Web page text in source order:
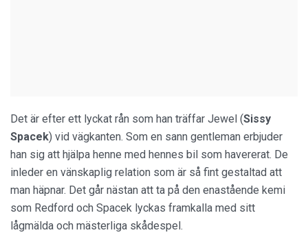
Det är efter ett lyckat rån som han träffar Jewel (Sissy
Spacek) vid vägkanten. Som en sann gentleman erbjuder
han sig att hjälpa henne med hennes bil som havererat. De
inleder en vänskaplig relation som är så fint gestaltad att
man häpnar. Det går nästan att ta på den enastående kemi
som Redford och Spacek lyckas framkalla med sitt
lågmälda och mästerliga skådespel.